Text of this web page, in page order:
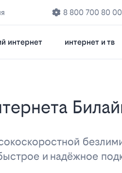
8 800 700 80 00
интернет интернет и тв
и надёжное